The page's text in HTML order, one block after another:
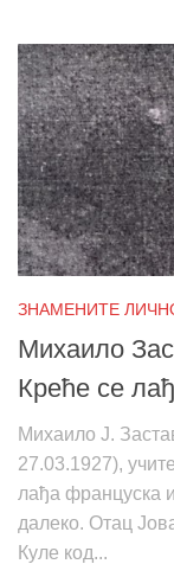
ЗНАМЕНИТЕ
Михаило
Креће се
Михаило Ј.
27.03.1927),
лађа француска
далеко. Отац
Куле код...